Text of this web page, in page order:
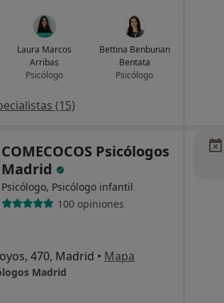
Laura Marcos
Arribas
Psicólogo
Bettina Benbunan
Bentata
Psicólogo
(15)
COMECOCOS Psicólogos
Madrid
Psicólogo, Psicólogo infantil
100 opiniones
470, Madrid • Mapa
Madrid